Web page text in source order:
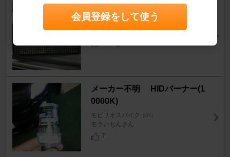
モビリオスパイク [GK]
ツｰトンさん
メーカー不明 HIDバーナー(1
0000K)
モビリオスパイク [GK]
モラいもんさん
7
会員登録をして使う